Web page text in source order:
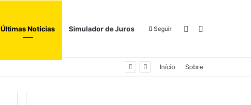
Últimas Notícias Simulador de Juros Seguir Switch skin
Início Sobre